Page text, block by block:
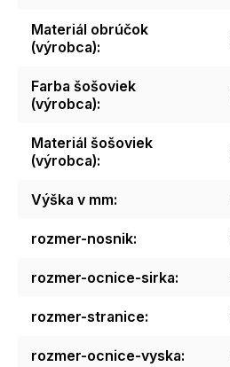
Materiál obrúčok
(výrobca):
Farba šošoviek
(výrobca):
Materiál šošoviek
(výrobca):
Výška v mm:
rozmer-nosnik:
rozmer-ocnice-sirka:
rozmer-stranice:
rozmer-ocnice-vyska: